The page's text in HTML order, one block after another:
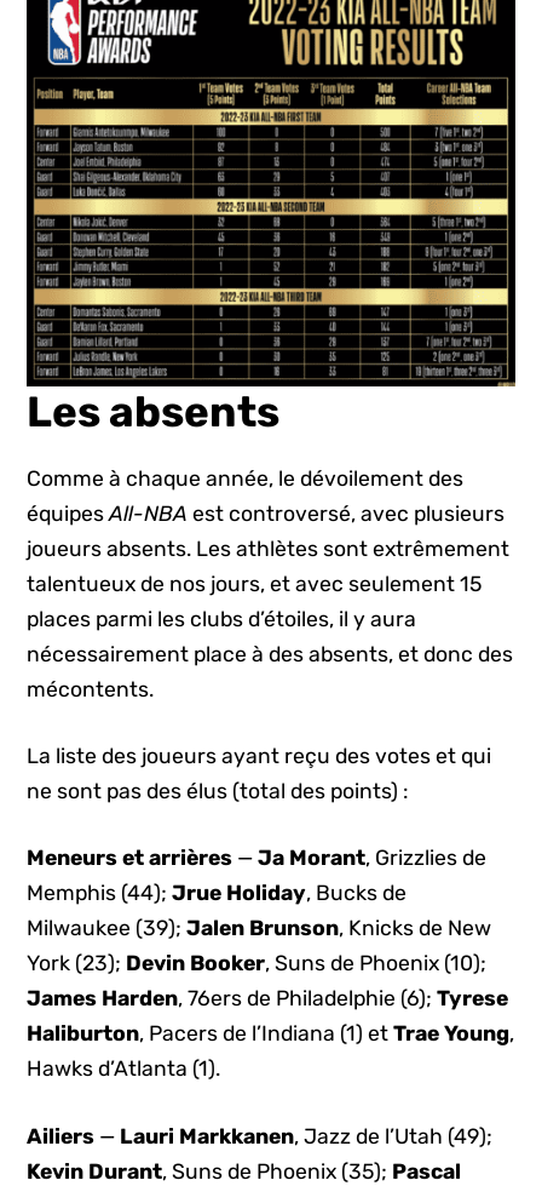
Les absents
Comme à chaque année, le dévoilement des
équipesAll-NBA est controversé, avec plusieurs
joueurs absents. Les athlètes sont extrêmement
talentueux de nos jours, et avec seulement 15
places parmi les clubs d’étoiles, il y aura
nécessairement place à des absents, et donc des
mécontents.
La liste des joueurs ayant reçu des votes et qui
ne sont pas des élus (total des points) :
Meneurs et arrières —Ja Morant, Grizzlies de
Memphis (44);Jrue Holiday, Bucks de
Milwaukee (39);Jalen Brunson, Knicks de New
York (23); Devin Booker, Suns de Phoenix (10);
James Harden, 76ers de Philadelphie (6);Tyrese
Haliburton, Pacers de l’Indiana (1) etTrae Young,
Hawks d’Atlanta (1).
Ailiers — Lauri Markkanen, Jazz de l’Utah (49);
Kevin Durant, Suns de Phoenix (35); Pascal